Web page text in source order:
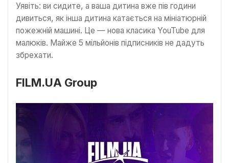
Уявіть: ви сидите, а ваша дитина вже пів години
дивиться, як інша дитина катається на мініатюрній
пожежній машині. Це — нова класика YouTube для
малюків. Майже 5 мільйонів підписників не дадуть
збрехати.
FILM.UA Group